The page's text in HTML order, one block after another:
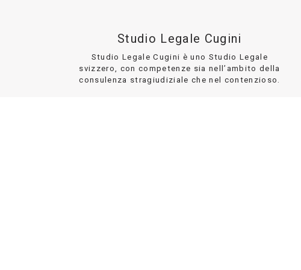
Studio Legale Cugini
Studio Legale Cugini è uno Studio Legale
svizzero, con competenze sia nell’ambito della
consulenza stragiudiziale che nel contenzioso.